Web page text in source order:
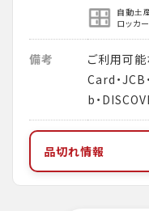
自動土
ロッカー
備考
ご利用可能
Card・
b・
品切れ情報